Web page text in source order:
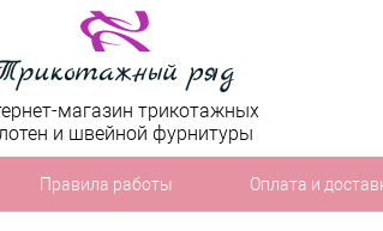
магазин трикотажных
и швейной фурнитуры
Правила работы Оплата и